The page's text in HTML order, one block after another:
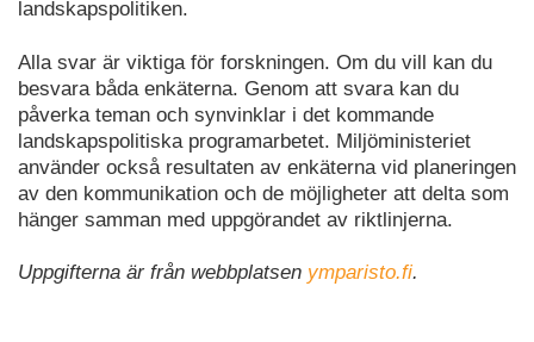
landskapspolitiken.
Alla svar är viktiga för forskningen. Om du vill kan du
besvara båda enkäterna. Genom att svara kan du
påverka teman och synvinklar i det kommande
landskapspolitiska programarbetet. Miljöministeriet
använder också resultaten av enkäterna vid planeringen
av den kommunikation och de möjligheter att delta som
hänger samman med uppgörandet av riktlinjerna.
Uppgifterna är från webbplatsen ymparisto.fi.